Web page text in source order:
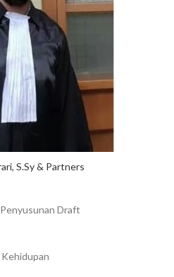
S.Sy & Partners
Draft